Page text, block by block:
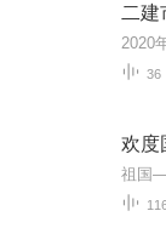
二建
36
欢度